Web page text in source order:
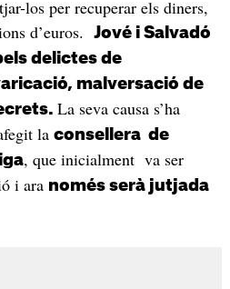
los per recuperar els diners,
d’euros.
Jové i Salvadó
delictes de
malversació de
La seva causa s’ha
la consellera de
, que inicialment va ser
i ara només serà jutjada